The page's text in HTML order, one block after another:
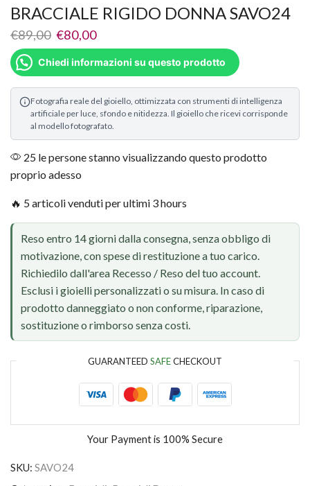
BRACCIALE RIGIDO DONNA SAVO24
€89,00 €80,00
Chiedi informazioni su questo prodotto
Fotografia reale del gioiello, ottimizzata con strumenti di intelligenza
artificiale per luce, sfondo e nitidezza. Il gioiello che ricevi corrisponde
al modello fotografato.
25 le persone stanno visualizzando questo prodotto
proprio adesso
🔥 5 articoli venduti per ultimi 3 hours
Reso entro 14 giorni dalla consegna, senza obbligo di
motivazione, con spese di restituzione a tuo carico.
Richiedilo dall'area Recesso / Reso del tuo account.
Esclusi i gioielli personalizzati o su misura. In caso di
prodotto danneggiato o non conforme, riparazione,
sostituzione o rimborso senza costi.
GUARANTEED SAFECHECKOUT
Your Payment is 100% Secure
SKU: SAVO24